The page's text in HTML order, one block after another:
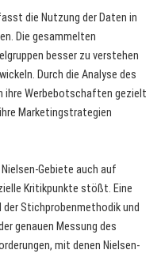
die Nutzung der Daten in
Die gesammelten
besser zu verstehen
Durch die Analyse des
ihre Werbebotschaften gezielt
Marketingstrategien
Gebiete auch auf
Kritikpunkte stößt. Eine
Stichprobenmethodik und
genauen Messung des
mit denen Nielsen-